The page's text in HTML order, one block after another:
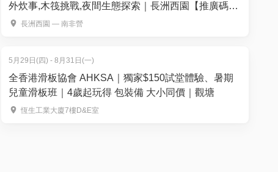
外炊事,木筏挑戰,夜間生態探索｜長洲西園【推廣碼減
$100】
長洲西園 — 南非營
5月29日(四) - 8月31日(一)
全香港滑板協會 AHKSA｜獨家$150試堂體驗、暑期
兒童滑板班｜4歲起玩得 包裝備 大小同價｜觀塘
恆生工業大廈7樓D&E室